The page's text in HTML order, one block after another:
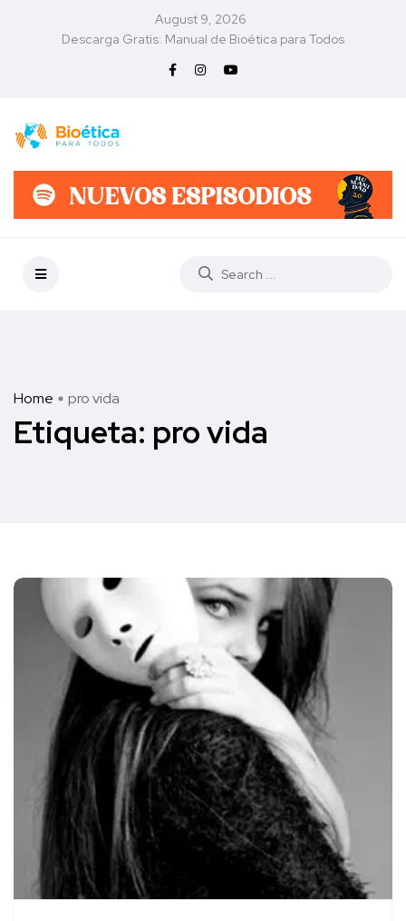
August 9, 2026
Descarga Gratis: Manual de Bioética para Todos
Home pro vida
Etiqueta: pro vida